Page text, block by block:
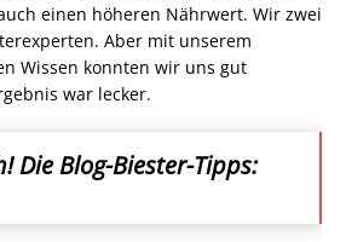
einen höheren Nährwert. Wir zwei
Aber mit unserem
Wissen konnten wir uns gut
war lecker.
Die Blog-Biester-Tipps: